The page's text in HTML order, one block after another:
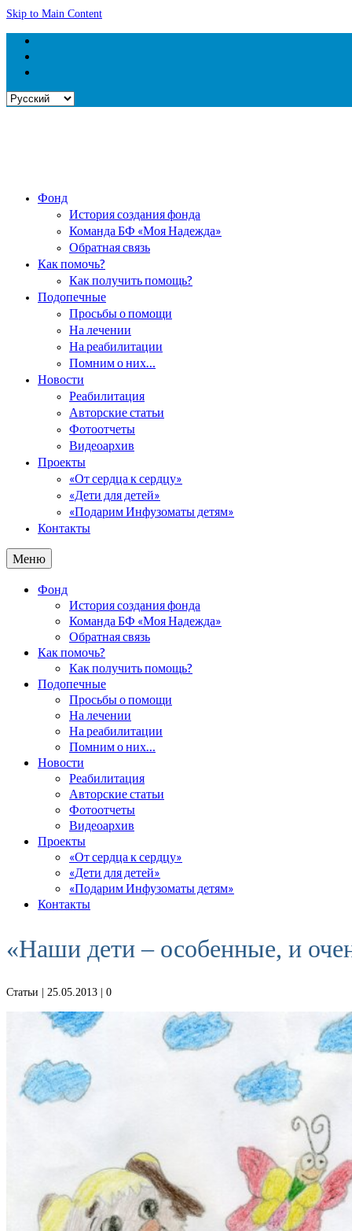
Skip to Main Content
Выбрать
Фонд
История создания фонда
Команда БФ «Моя Надежда»
Обратная связь
Как помочь?
Как получить помощь?
Подопечные
Просьбы о помощи
На лечении
На реабилитации
Помним о них…
Новости
Реабилитация
Авторские статьи
Фотоотчеты
Видеоархив
Проекты
«От сердца к сердцу»
«Дети для детей»
«Подарим Инфузоматы детям»
Контакты
Меню
Фонд
История создания фонда
Команда БФ «Моя Надежда»
Обратная связь
Как помочь?
Как получить помощь?
Подопечные
Просьбы о помощи
На лечении
На реабилитации
Помним о них…
Новости
Реабилитация
Авторские статьи
Фотоотчеты
Видеоархив
Проекты
«От сердца к сердцу»
«Дети для детей»
«Подарим Инфузоматы детям»
Контакты
«Наши дети – особенные, и
Статьи | 25.05.2013 | 0